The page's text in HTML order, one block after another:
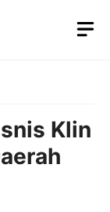
Klin